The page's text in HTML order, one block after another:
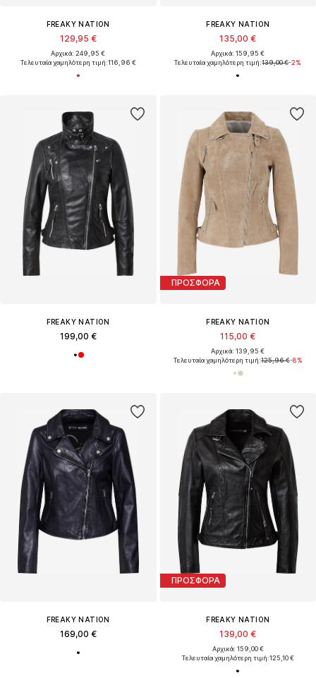
FREAKY NATION
129,95 €
Αρχικά: 249,95 €
Τελευταία χαμηλότερη τιμή:116,96 €
FREAKY NATION
135,00 €
Αρχικά: 159,95 €
Τελευταία χαμηλότερη τιμή:139,00 €-2%
FREAKY NATION
199,00 €
ΠΡΟΣΦΟΡΑ
FREAKY NATION
115,00 €
Αρχικά: 139,95 €
Τελευταία χαμηλότερη τιμή:125,96 €-8%
FREAKY NATION
169,00 €
ΠΡΟΣΦΟΡΑ
FREAKY NATION
139,00 €
Αρχικά: 159,00 €
Τελευταία χαμηλότερη τιμή:125,10 €